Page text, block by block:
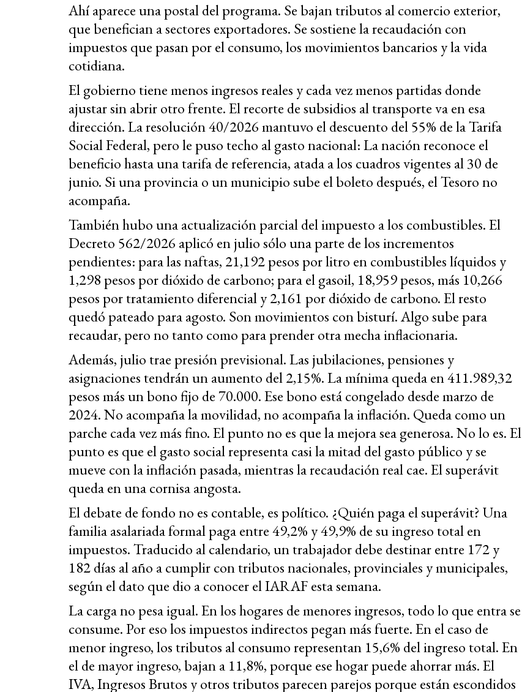
Ahí aparece una postal del programa. Se bajan tributos al comercio exterior,
que benefician a sectores exportadores. Se sostiene la recaudación con
impuestos que pasan por el consumo, los movimientos bancarios y la vida
cotidiana.
El gobierno tiene menos ingresos reales y cada vez menos partidas donde
ajustar sin abrir otro frente. El recorte de subsidios al transporte va en esa
dirección. La resolución 40/2026 mantuvo el descuento del 55% de la Tarifa
Social Federal, pero le puso techo al gasto nacional: La nación reconoce el
beneficio hasta una tarifa de referencia, atada a los cuadros vigentes al 30 de
junio. Si una provincia o un municipio sube el boleto después, el Tesoro no
acompaña.
También hubo una actualización parcial del impuesto a los combustibles. El
Decreto 562/2026 aplicó en julio sólo una parte de los incrementos
pendientes: para las naftas, 21,192 pesos por litro en combustibles líquidos y
1,298 pesos por dióxido de carbono; para el gasoil, 18,959 pesos, más 10,266
pesos por tratamiento diferencial y 2,161 por dióxido de carbono. El resto
quedó pateado para agosto. Son movimientos con bisturí. Algo sube para
recaudar, pero no tanto como para prender otra mecha inflacionaria.
Además, julio trae presión previsional. Las jubilaciones, pensiones y
asignaciones tendrán un aumento del 2,15%. La mínima queda en 411.989,32
pesos más un bono fijo de 70.000. Ese bono está congelado desde marzo de
2024. No acompaña la movilidad, no acompaña la inflación. Queda como un
parche cada vez más fino. El punto no es que la mejora sea generosa. No lo es. El
punto es que el gasto social representa casi la mitad del gasto público y se
mueve con la inflación pasada, mientras la recaudación real cae. El superávit
queda en una cornisa angosta.
El debate de fondo no es contable, es político. ¿Quién paga el superávit? Una
familia asalariada formal paga entre 49,2% y 49,9% de su ingreso total en
impuestos. Traducido al calendario, un trabajador debe destinar entre 172 y
182 días al año a cumplir con tributos nacionales, provinciales y municipales,
según el dato que dio a conocer el IARAF esta semana.
La carga no pesa igual. En los hogares de menores ingresos, todo lo que entra se
consume. Por eso los impuestos indirectos pegan más fuerte. En el caso de
menor ingreso, los tributos al consumo representan 15,6% del ingreso total. En
el de mayor ingreso, bajan a 11,8%, porque ese hogar puede ahorrar más. El
IVA, Ingresos Brutos y otros tributos parecen parejos porque están escondidos